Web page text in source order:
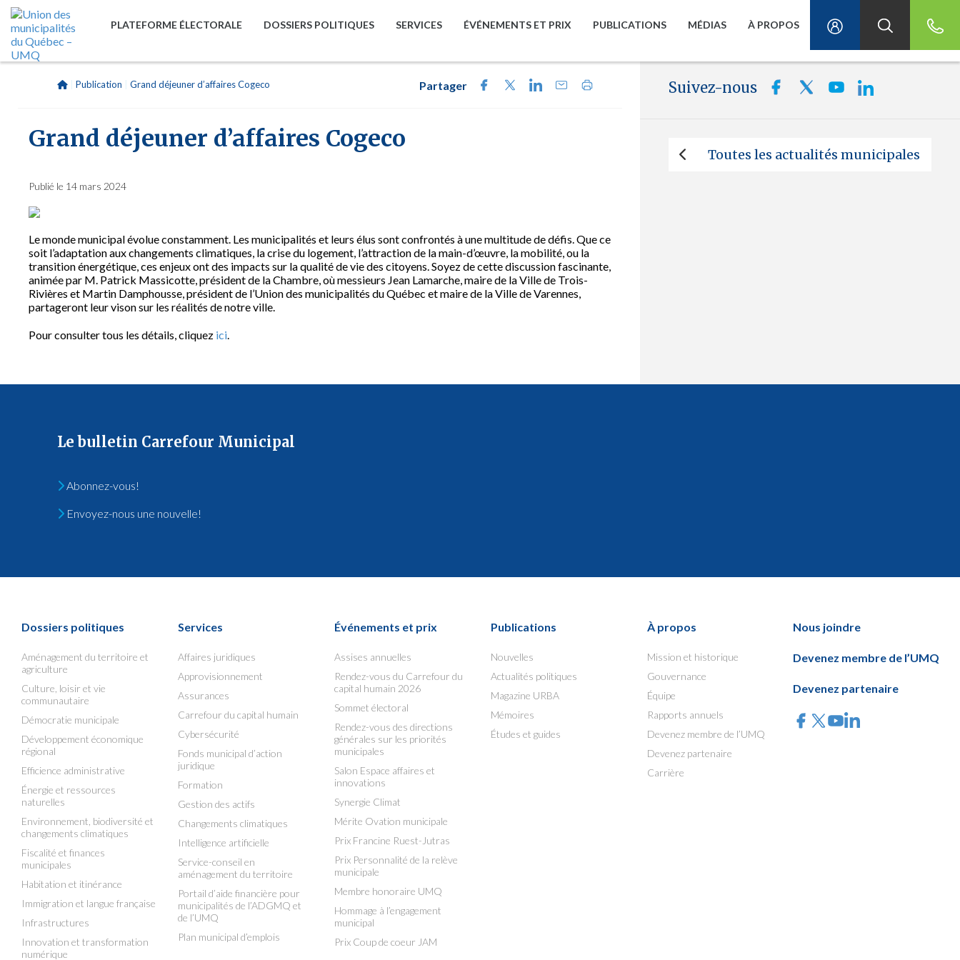
PLATEFORME ÉLECTORALE DOSSIERS POLITIQUES SERVICES ÉVÉNEMENTS ET PRIX PUBLICATIONS MÉDIAS À PROPOS
Publication Grand déjeuner d’affaires Cogeco Partager
Grand déjeuner d’affaires Cogeco
Publié le 14 mars 2024
Le monde municipal évolue constamment. Les municipalités et leurs élus sont confrontés à une multitude de défis. Que ce
soit l’adaptation aux changements climatiques, la crise du logement, l’attraction de la main-d’œuvre, la mobilité, ou la
transition énergétique, ces enjeux ont des impacts sur la qualité de vie des citoyens. Soyez de cette discussion fascinante,
animée par M. Patrick Massicotte, président de la Chambre, où messieurs Jean Lamarche, maire de la Ville de Trois-
Rivières et Martin Damphousse, président de l’Union des municipalités du Québec et maire de la Ville de Varennes,
partageront leur vison sur les réalités de notre ville.
Pour consulter tous les détails, cliquez ici.
Suivez-nous
Toutes les actualités municipales
Le bulletin Carrefour Municipal
Abonnez-vous!
Envoyez-nous une nouvelle!
Dossiers politiques
Aménagement du territoire et
agriculture
Culture, loisir et vie
communautaire
Démocratie municipale
Développement économique
régional
Efficience administrative
Énergie et ressources
naturelles
Environnement, biodiversité et
changements climatiques
Fiscalité et finances
municipales
Habitation et itinérance
Immigration et langue française
Infrastructures
Innovation et transformation
numérique
Services
Affaires juridiques
Approvisionnement
Assurances
Carrefour du capital humain
Cybersécurité
Fonds municipal d’action
juridique
Formation
Gestion des actifs
Changements climatiques
Intelligence artificielle
Service-conseil en
aménagement du territoire
Portail d’aide financière pour
municipalités de l’ADGMQ et
de l’UMQ
Plan municipal d’emplois
Événements et prix
Assises annuelles
Rendez-vous du Carrefour du
capital humain 2026
Sommet électoral
Rendez-vous des directions
générales sur les priorités
municipales
Salon Espace affaires et
innovations
Synergie Climat
Mérite Ovation municipale
Prix Francine Ruest-Jutras
Prix Personnalité de la relève
municipale
Membre honoraire UMQ
Hommage à l’engagement
municipal
Prix Coup de coeur JAM
Publications
Nouvelles
Actualités politiques
Magazine URBA
Mémoires
Études et guides
À propos
Mission et historique
Gouvernance
Équipe
Rapports annuels
Devenez membre de l’UMQ
Devenez partenaire
Carrière
Nous joindre
Devenez membre de l’UMQ
Devenez partenaire